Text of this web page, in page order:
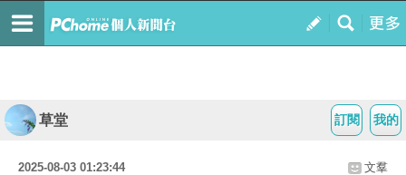
我的
訂閱
草堂
2025-08-03 01:23:44 文羣